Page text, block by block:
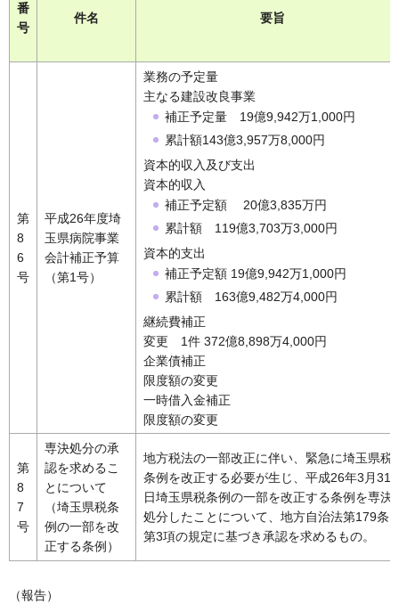
番
号
件名 要旨
第
8
6
号
平成26年度埼
玉県病院事業
会計補正予算
（第1号）
業務の予定量
主なる建設改良事業
補正予定量 19億9,942万1,000円
累計額143億3,957万8,000円
資本的収入及び支出
資本的収入
補正予定額 20億3,835万円
累計額 119億3,703万3,000円
資本的支出
補正予定額 19億9,942万1,000円
累計額 163億9,482万4,000円
継続費補正
変更 1件 372億8,898万4,000円
企業債補正
限度額の変更
一時借入金補正
限度額の変更
第
8
7
号
専決処分の承
認を求めるこ
とについて
（埼玉県税条
例の一部を改
正する条例）
地方税法の一部改正に伴い、緊急に埼玉県税
条例を改正する必要が生じ、平成26年3月31
日埼玉県税条例の一部を改正する条例を専決
処分したことについて、地方自治法第179条
第3項の規定に基づき承認を求めるもの。
（報告）